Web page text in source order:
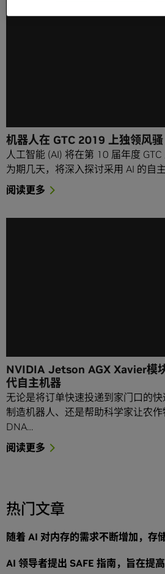
机器人在 GTC 2019 上独领风骚
人工智能 (AI) 将在第 10 届年度
为期几天，将深入探讨采用 AI 的自
阅读更多
NVIDIA Jetson AGX Xavier模
代自主机器
无论是将订单快速投递到家门口的
制造机器人、还是帮助科学家让农
DNA…
阅读更多
热门文章
随着 AI 对内存的需求不断增加，存
AI 领导者提出 SAFE 指南，旨在提